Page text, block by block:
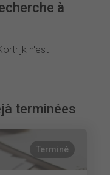
à
n'est
terminées
Terminé